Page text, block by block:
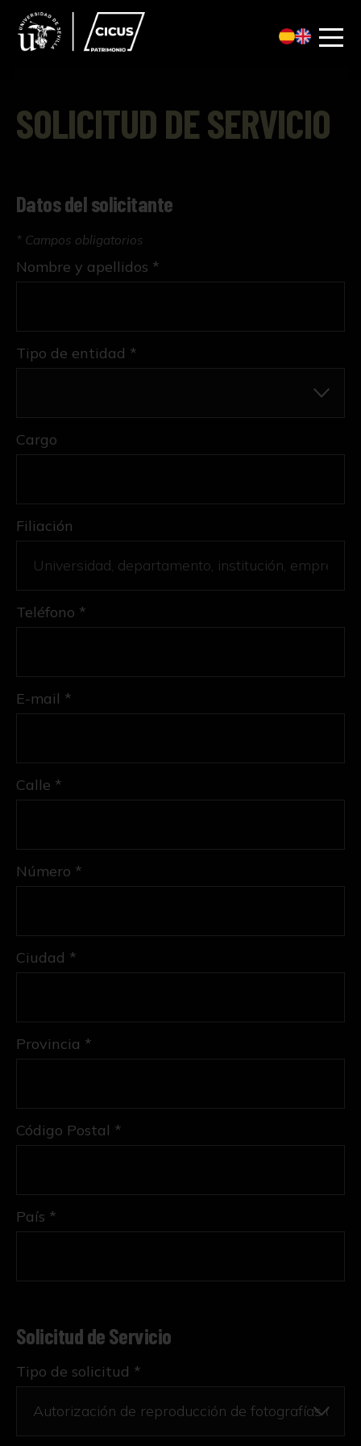
SOLICITUD DE SERVICIO
Datos del solicitante
* Campos obligatorios
Tipo de entidad *
Nombre y apellidos *
Cargo
Filiación
Teléfono *
E-mail *
Calle *
Número *
Ciudad *
Provincia *
Código Postal *
País *
Solicitud de Servicio
Tipo de solicitud *